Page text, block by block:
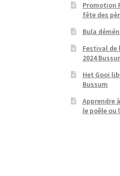
Promotion
fête des
Bula
Festival de
2024
Het Gooi
Bussum
Apprendre
le poêle ou